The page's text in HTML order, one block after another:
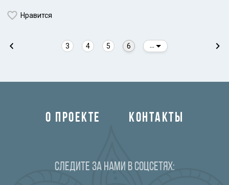
Нравится
3 4 5 6 ...
О ПРОЕКТЕ КОНТАКТЫ
Следите за нами в соцсетях: